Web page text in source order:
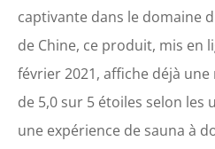
être
et
lors
peut
qui
à
captivante dans le domaine
de Chine, ce produit, mis en
février 2021, affiche déjà
de 5,0 sur 5 étoiles selon
une expérience de sauna à